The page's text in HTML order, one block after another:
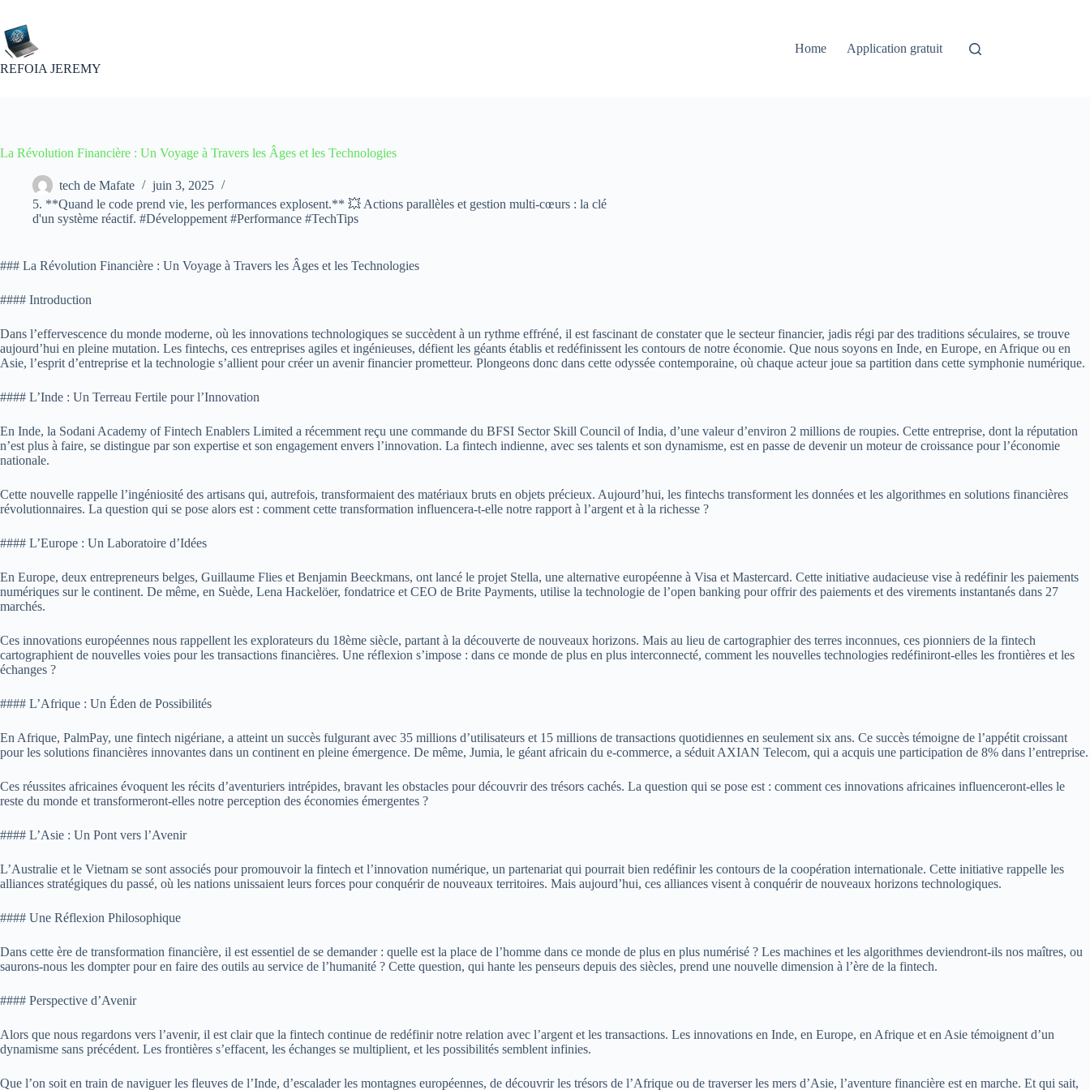
contenu
REFOIA JEREMY
Home Application gratuit
La Révolution Financière : Un Voyage à Travers les Âges et les Technologies
tech de Mafate
juin 3, 2025
5. **Quand le code prend vie, les performances explosent.** 💥 Actions parallèles et gestion multi-cœurs : la clé
d'un système réactif. #Développement #Performance #TechTips
### La Révolution Financière : Un Voyage à Travers les Âges et les Technologies
#### Introduction
Dans l’effervescence du monde moderne, où les innovations technologiques se succèdent à un rythme effréné, il est fascinant de constater que le secteur financier, jadis régi par des traditions séculaires, se trouve
aujourd’hui en pleine mutation. Les fintechs, ces entreprises agiles et ingénieuses, défient les géants établis et redéfinissent les contours de notre économie. Que nous soyons en Inde, en Europe, en Afrique ou en
Asie, l’esprit d’entreprise et la technologie s’allient pour créer un avenir financier prometteur. Plongeons donc dans cette odyssée contemporaine, où chaque acteur joue sa partition dans cette symphonie numérique.
#### L’Inde : Un Terreau Fertile pour l’Innovation
En Inde, la Sodani Academy of Fintech Enablers Limited a récemment reçu une commande du BFSI Sector Skill Council of India, d’une valeur d’environ 2 millions de roupies. Cette entreprise, dont la réputation
n’est plus à faire, se distingue par son expertise et son engagement envers l’innovation. La fintech indienne, avec ses talents et son dynamisme, est en passe de devenir un moteur de croissance pour l’économie
nationale.
Cette nouvelle rappelle l’ingéniosité des artisans qui, autrefois, transformaient des matériaux bruts en objets précieux. Aujourd’hui, les fintechs transforment les données et les algorithmes en solutions financières
révolutionnaires. La question qui se pose alors est : comment cette transformation influencera-t-elle notre rapport à l’argent et à la richesse ?
#### L’Europe : Un Laboratoire d’Idées
En Europe, deux entrepreneurs belges, Guillaume Flies et Benjamin Beeckmans, ont lancé le projet Stella, une alternative européenne à Visa et Mastercard. Cette initiative audacieuse vise à redéfinir les paiements
numériques sur le continent. De même, en Suède, Lena Hackelöer, fondatrice et CEO de Brite Payments, utilise la technologie de l’open banking pour offrir des paiements et des virements instantanés dans 27
marchés.
Ces innovations européennes nous rappellent les explorateurs du 18ème siècle, partant à la découverte de nouveaux horizons. Mais au lieu de cartographier des terres inconnues, ces pionniers de la fintech
cartographient de nouvelles voies pour les transactions financières. Une réflexion s’impose : dans ce monde de plus en plus interconnecté, comment les nouvelles technologies redéfiniront-elles les frontières et les
échanges ?
#### L’Afrique : Un Éden de Possibilités
En Afrique, PalmPay, une fintech nigériane, a atteint un succès fulgurant avec 35 millions d’utilisateurs et 15 millions de transactions quotidiennes en seulement six ans. Ce succès témoigne de l’appétit croissant
pour les solutions financières innovantes dans un continent en pleine émergence. De même, Jumia, le géant africain du e-commerce, a séduit AXIAN Telecom, qui a acquis une participation de 8% dans l’entreprise.
Ces réussites africaines évoquent les récits d’aventuriers intrépides, bravant les obstacles pour découvrir des trésors cachés. La question qui se pose est : comment ces innovations africaines influenceront-elles le
reste du monde et transformeront-elles notre perception des économies émergentes ?
#### L’Asie : Un Pont vers l’Avenir
L’Australie et le Vietnam se sont associés pour promouvoir la fintech et l’innovation numérique, un partenariat qui pourrait bien redéfinir les contours de la coopération internationale. Cette initiative rappelle les
alliances stratégiques du passé, où les nations unissaient leurs forces pour conquérir de nouveaux territoires. Mais aujourd’hui, ces alliances visent à conquérir de nouveaux horizons technologiques.
#### Une Réflexion Philosophique
Dans cette ère de transformation financière, il est essentiel de se demander : quelle est la place de l’homme dans ce monde de plus en plus numérisé ? Les machines et les algorithmes deviendront-ils nos maîtres, ou
saurons-nous les dompter pour en faire des outils au service de l’humanité ? Cette question, qui hante les penseurs depuis des siècles, prend une nouvelle dimension à l’ère de la fintech.
#### Perspective d’Avenir
Alors que nous regardons vers l’avenir, il est clair que la fintech continue de redéfinir notre relation avec l’argent et les transactions. Les innovations en Inde, en Europe, en Afrique et en Asie témoignent d’un
dynamisme sans précédent. Les frontières s’effacent, les échanges se multiplient, et les possibilités semblent infinies.
Que l’on soit en train de naviguer les fleuves de l’Inde, d’escalader les montagnes européennes, de découvrir les trésors de l’Afrique ou de traverser les mers d’Asie, l’aventure financière est en marche. Et qui sait,